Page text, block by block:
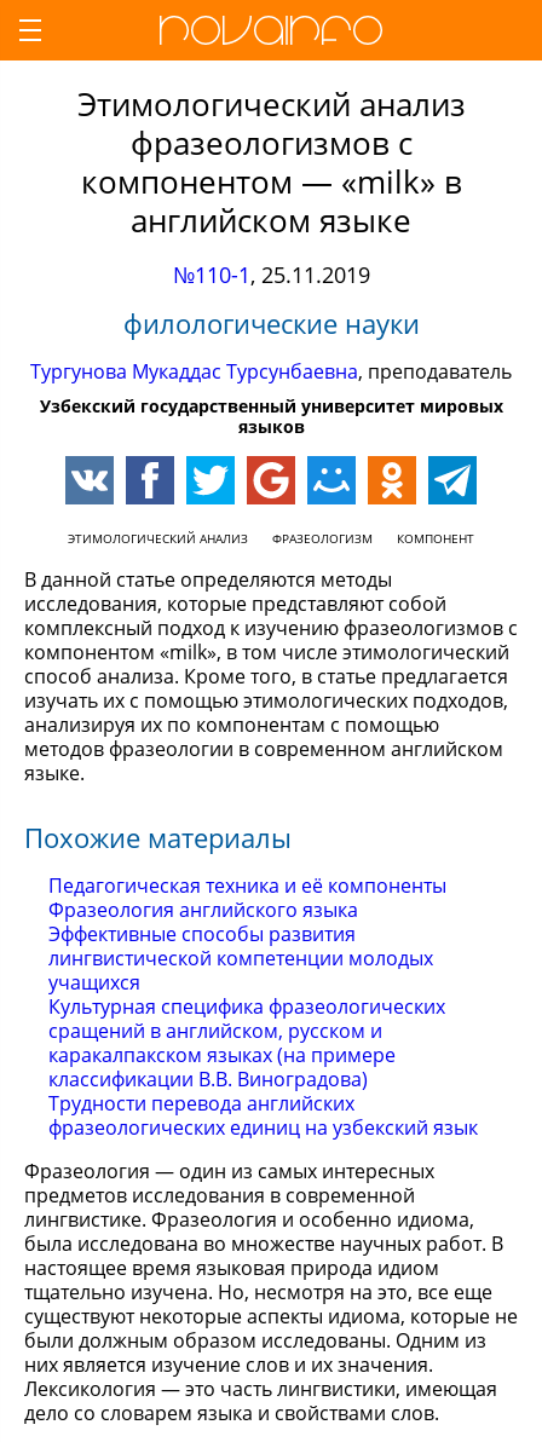
Этимологический анализ
фразеологизмов с
компонентом — «milk» в
английском языке
№110-1, 25.11.2019
филологические науки
Тургунова Мукаддас Турсунбаевна, преподаватель
Узбекский государственный университет мировых
языков
ЭТИМОЛОГИЧЕСКИЙ АНАЛИЗ ФРАЗЕОЛОГИЗМ КОМПОНЕНТ
В данной статье определяются методы
исследования, которые представляют собой
комплексный подход к изучению фразеологизмов с
компонентом «milk», в том числе этимологический
способ анализа. Кроме того, в статье предлагается
изучать их с помощью этимологических подходов,
анализируя их по компонентам с помощью
методов фразеологии в современном английском
языке.
Похожие материалы
Педагогическая техника и её компоненты
Фразеология английского языка
Эффективные способы развития
лингвистической компетенции молодых
учащихся
Культурная специфика фразеологических
сращений в английском, русском и
каракалпакском языках (на примере
классификации В.В. Виноградова)
Трудности перевода английских
фразеологических единиц на узбекский язык
Фразеология — один из самых интересных
предметов исследования в современной
лингвистике. Фразеология и особенно идиома,
была исследована во множестве научных работ. В
настоящее время языковая природа идиом
тщательно изучена. Но, несмотря на это, все еще
существуют некоторые аспекты идиома, которые не
были должным образом исследованы. Одним из
них является изучение слов и их значения.
Лексикология — это часть лингвистики, имеющая
дело со словарем языка и свойствами слов.